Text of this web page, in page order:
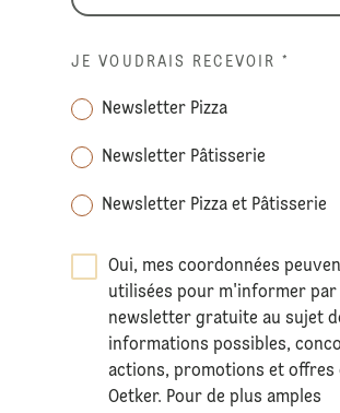
JE VOUDRAIS RECEVOIR *
Newsletter Pizza
Newsletter Pâtisserie
Newsletter Pizza et Pâtisserie
Oui, mes coordonnées
utilisées pour m'informer par
newsletter gratuite au sujet
informations possibles,
actions, promotions et offres
Oetker. Pour de plus amples